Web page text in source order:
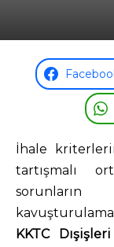
İhale
tartışmalı
KKTC